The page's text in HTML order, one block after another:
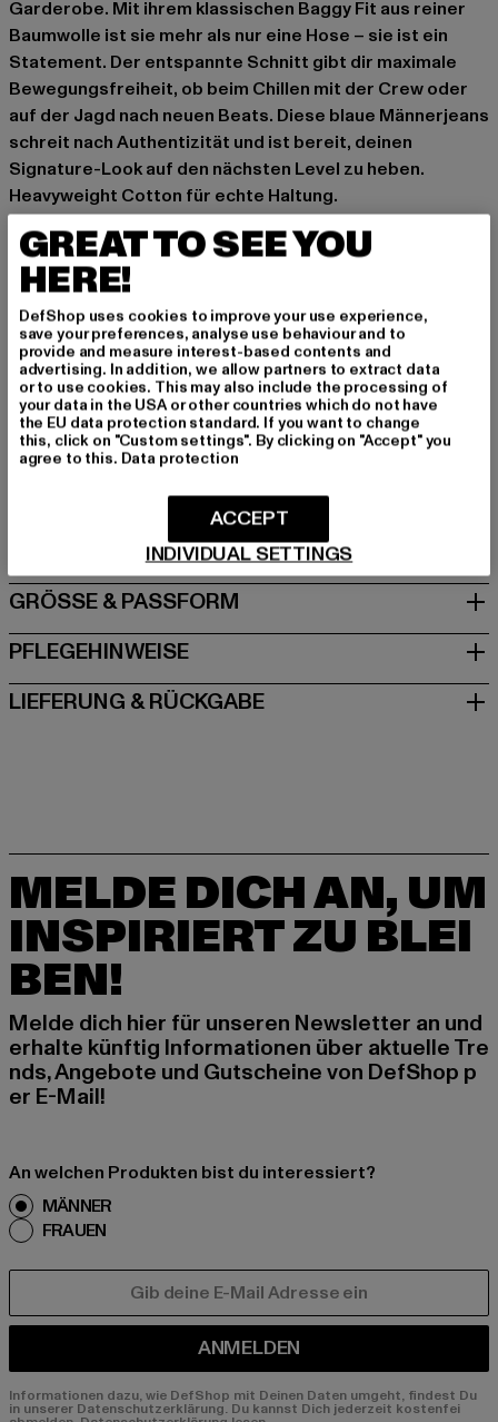
Garderobe. Mit ihrem klassischen Baggy Fit aus reiner
Baumwolle ist sie mehr als nur eine Hose – sie ist ein
Statement. Der entspannte Schnitt gibt dir maximale
Bewegungsfreiheit, ob beim Chillen mit der Crew oder
auf der Jagd nach neuen Beats. Diese blaue Männerjeans
schreit nach Authentizität und ist bereit, deinen
Signature-Look auf den nächsten Level zu heben.
Heavyweight Cotton für echte Haltung.
Anlass: Alltag
Verschlussarten: verdeckter Reißverschluss
Schnitt: Baggy
Marke: 2Y Studios
Kat.: Jeans
Farbe: blau
Hersteller Farbe: raw
Materialzusammensetzung: 100% Baumwolle
Art.Nr: J-B-10001-04934
Hersteller: 2Y Premium GmbH |info@2y-studios.com
Hollefeldstraße 16 | 48282 Emsdetten | DE
GRÖSSE & PASSFORM
PFLEGEHINWEISE
LIEFERUNG & RÜCKGABE
MELDE DICH AN, UM
INSPIRIERT ZU BLEI
BEN!
Melde dich hier für unseren Newsletter an und
erhalte künftig Informationen über aktuelle Tre
nds, Angebote und Gutscheine von DefShop p
er E-Mail!
An welchen Produkten bist du interessiert?
MÄNNER
FRAUEN
ANMELDEN
Informationen dazu, wie DefShop mit Deinen Daten umgeht, findest Du
in unserer Datenschutzerklärung. Du kannst Dich jederzeit kostenfei
GREAT TO SEE YOU
HERE!
DefShop uses cookies to improve your use experience,
save your preferences, analyse use behaviour and to
provide and measure interest-based contents and
advertising. In addition, we allow partners to extract data
or to use cookies. This may also include the processing of
your data in the USA or other countries which do not have
the EU data protection standard. If you want to change
this, click on "Custom settings". By clicking on "Accept" you
agree to this. Data protection
INDIVIDUAL SETTINGS
ACCEPT